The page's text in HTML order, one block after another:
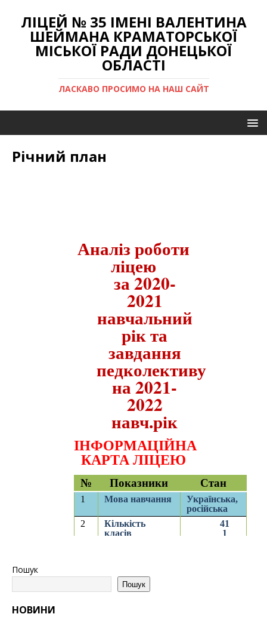
ЛІЦЕЙ № 35 ІМЕНІ ВАЛЕНТИНА
ШЕЙМАНА КРАМАТОРСЬКОЇ
МІСЬКОЇ РАДИ ДОНЕЦЬКОЇ
ОБЛАСТІ
ЛАСКАВО ПРОСИМО НА НАШ САЙТ
Річний план
Пошук
Пошук
НОВИНИ